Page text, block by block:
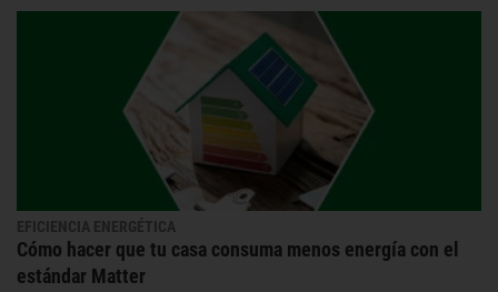
EFICIENCIA ENERGÉTICA
Cómo hacer que tu casa consuma menos energía con el
estándar Matter